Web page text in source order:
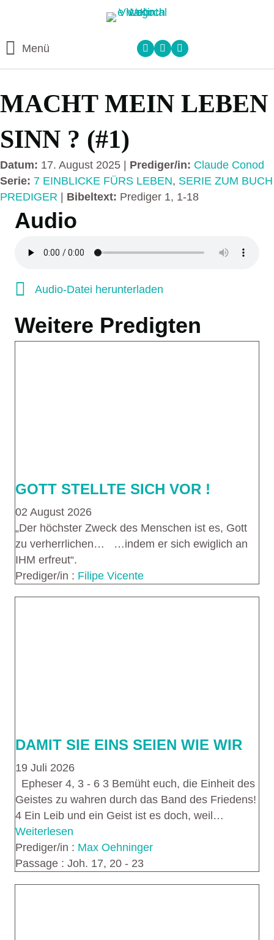
Menü
MACHT MEIN LEBEN
SINN ? (#1)
Datum: 17. August 2025 | Prediger/in: Claude Conod
Serie: 7 EINBLICKE FÜRS LEBEN, SERIE ZUM BUCH
PREDIGER
Bibeltext: Prediger 1, 1-18
Audio
Audio-Datei herunterladen
Audio-Datei herunterladen
Weitere Predigten
GOTT STELLTE SICH VOR !
02 August 2026
„Der höchster Zweck des Menschen ist es, Gott
zu verherrlichen… …indem er sich ewiglich an
IHM erfreut“.
Prediger/in : Filipe Vicente
DAMIT SIE EINS SEIEN WIE WIR
19 Juli 2026
Epheser 4, 3 - 6 3 Bemüht euch, die Einheit des
Geistes zu wahren durch das Band des Friedens!
4 Ein Leib und ein Geist ist es doch, weil…
Weiterlesen
Prediger/in : Max Oehninger
Passage : Joh. 17, 20 - 23